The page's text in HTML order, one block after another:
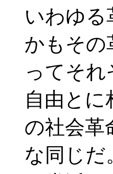
いわゆる
かもその
ってそ
自由と
の社会革
な同じだ